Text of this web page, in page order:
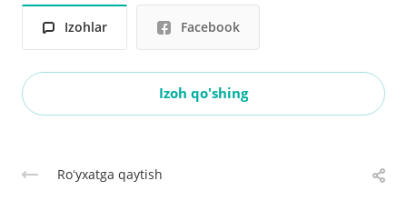
Izohlar Facebook
Izoh qo'shing
Roʻyxatga qaytish